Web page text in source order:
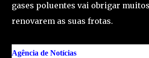
gases poluentes vai obrigar
renovarem as suas frotas.
Agência de Notícias